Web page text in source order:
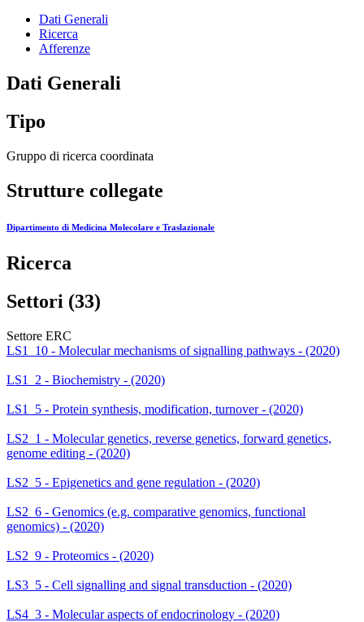
Dati Generali
Ricerca
Afferenze
Dati Generali
Tipo
Gruppo di ricerca coordinata
Strutture collegate
Dipartimento di Medicina Molecolare e Traslazionale
Ricerca
Settori (33)
Settore ERC
LS1_10 - Molecular mechanisms of signalling pathways - (2020)
LS1_2 - Biochemistry - (2020)
LS1_5 - Protein synthesis, modification, turnover - (2020)
LS2_1 - Molecular genetics, reverse genetics, forward genetics,
genome editing - (2020)
LS2_5 - Epigenetics and gene regulation - (2020)
LS2_6 - Genomics (e.g. comparative genomics, functional
genomics) - (2020)
LS2_9 - Proteomics - (2020)
LS3_5 - Cell signalling and signal transduction - (2020)
LS4_3 - Molecular aspects of endocrinology - (2020)